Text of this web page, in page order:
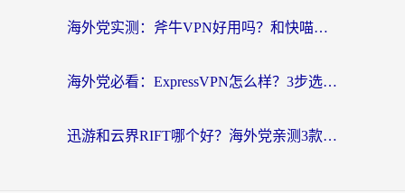
海外党实测：斧牛VPN好用吗？和快喵VPN对比哪个回国效果更好？附3款热门加速器深度分析
海外党必看：ExpressVPN怎么样？3步选对回国加速器，无缝刷国内剧玩手游
迅游和云界RIFT哪个好？海外党亲测3款回国加速器，教你无缝刷国内剧玩游戏